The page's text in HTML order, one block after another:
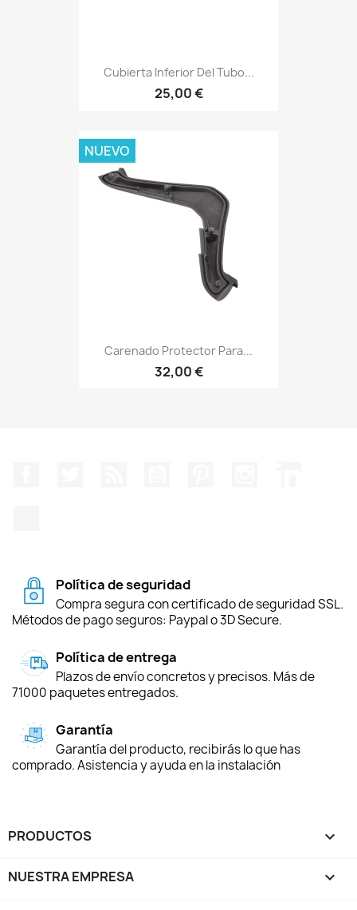
Cubierta Inferior Del Tubo...
25,00 €
Carenado Protector Para...
32,00 €
NUEVO
Política de seguridad
Compra segura con certificado de seguridad SSL.
Métodos de pago seguros: Paypal o 3D Secure.
Política de entrega
Plazos de envío concretos y precisos. Más de
71000 paquetes entregados.
Garantía
Garantía del producto, recibirás lo que has
comprado. Asistencia y ayuda en la instalación
PRODUCTOS 
NUESTRA EMPRESA 